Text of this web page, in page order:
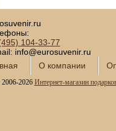
104-33-77
info@eurosuvenir.ru
О компании
2026 Интернет-магазин